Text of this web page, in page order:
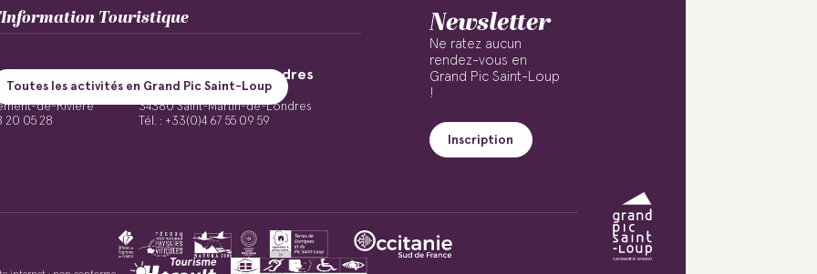
Toutes les activités en Grand Pic Saint-Loup
Touristique
de-Rivière
Sauveur
de-Rivière
20 05 28
Saint-Martin-de-Londres
Place de la Mairie
34380 Saint-Martin-de-Londres
Tél. : +33(0)4 67 55 09 59
Newsletter
Ne ratez aucun
rendez-vous en
Grand Pic Saint-Loup
!
Inscription